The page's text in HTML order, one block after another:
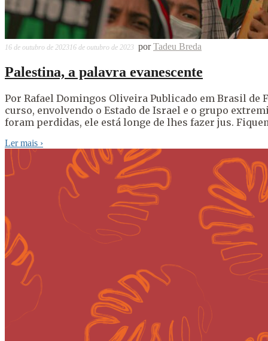
16 de outubro de 202316 de outubro de 2023 porTadeu Breda
Palestina, a palavra evanescente
Por Rafael Domingos Oliveira Publicado em Brasil
curso, envolvendo o Estado de Israel e o grupo
foram perdidas, ele está longe de lhes fazer jus.
Ler mais ›